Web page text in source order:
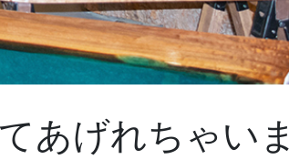
あげれちゃいま